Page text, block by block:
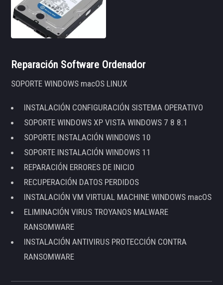
Reparación Software Ordenador
SOPORTE WINDOWS macOS LINUX
INSTALACIÓN CONFIGURACIÓN SISTEMA OPERATIVO
SOPORTE WINDOWS XP VISTA WINDOWS 7 8 8.1
SOPORTE INSTALACIÓN WINDOWS 10
SOPORTE INSTALACIÓN WINDOWS 11
REPARACIÓN ERRORES DE INICIO
RECUPERACIÓN DATOS PERDIDOS
INSTALACIÓN VM VIRTUAL MACHINE WINDOWS macOS
ELIMINACIÓN VIRUS TROYANOS MALWARE
RANSOMWARE
INSTALACIÓN ANTIVIRUS PROTECCIÓN CONTRA
RANSOMWARE